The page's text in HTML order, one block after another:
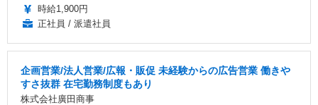
時給1,900円
正社員 / 派遣社員
企画営業/法人営業/広報・販促 未経験からの広告営業 働きや
すさ抜群 在宅勤務制度もあり
株式会社廣田商事